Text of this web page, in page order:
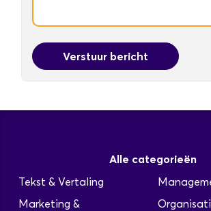
Verstuur bericht
Alle categorieën
Tekst & Vertaling
Marketing &